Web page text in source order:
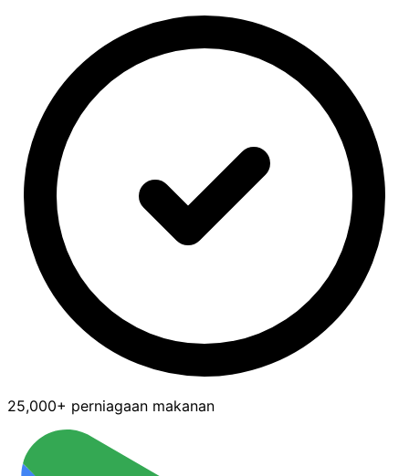
25,000+ perniagaan makanan